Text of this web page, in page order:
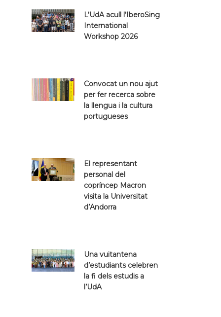
L’UdA acull l’IberoSing
International
Workshop 2026
Convocat un nou ajut
per fer recerca sobre
la llengua i la cultura
portugueses
El representant
personal del
copríncep Macron
visita la Universitat
d’Andorra
Una vuitantena
d’estudiants celebren
la fi dels estudis a
l’UdA